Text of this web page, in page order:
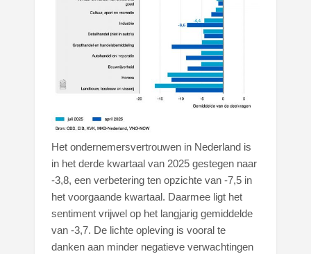
Het ondernemersvertrouwen in Nederland is
in het derde kwartaal van 2025 gestegen naar
-3,8, een verbetering ten opzichte van -7,5 in
het voorgaande kwartaal. Daarmee ligt het
sentiment vrijwel op het langjarig gemiddelde
van -3,7. De lichte opleving is vooral te
danken aan minder negatieve verwachtingen